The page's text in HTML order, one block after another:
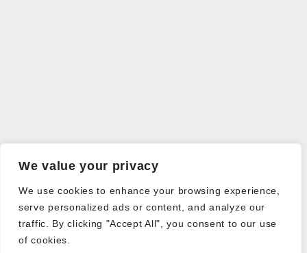
We value your privacy
We use cookies to enhance your browsing experience,
serve personalized ads or content, and analyze our
traffic. By clicking "Accept All", you consent to our use
of cookies.